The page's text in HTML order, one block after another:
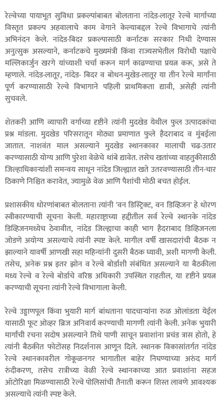
रेल्वेच्या पायाभूत सुविधा प्रकल्पांबाबत बोलताना नांदेड-लातूर रेल्वे मार्गाच्या
विस्तृत प्रकल्प अहवालाचे काम वेगाने केल्याबद्दल रेल्वे विभागाचे त्यांनी
अभिनंदन केले. नांदेड-बिदर प्रकल्पासाठी कर्नाटक सरकार निधी देण्यास
अनुत्सुक असल्याने, कर्नाटकचे मुख्यमंत्री किंवा राज्यसभेतील विरोधी पक्षाचे
मल्लिकार्जुन खरगे यांच्याशी चर्चा करून मार्ग काढण्याचा प्रयत्न करू, असे ते
म्हणाले. नांदेड-लातूर, नांदेड- बिदर व बोधन-मुखेड-लातूर या तीन रेल्वे मार्गांना
पूर्ण करण्यासाठी रेल्वे विभागाने पहिली प्राथमिकता द्यावी, असेही त्यांनी
सुचवले.
शेतकरी आणि व्यापारी वर्गाच्या दृष्टीने त्यांनी मुदखेड येथील फुल उत्पादकांचा
प्रश्न मांडला. मुदखेड परिसरातून मोठ्या प्रमाणात फुले हैदराबाद व मुंबईला
जातात. नाशवंत माल असल्याने मुदखेड स्थानकावर मालाची चढ-उतार
करण्यासाठी योग्य आणि पुरेशा वेळेचे थांबे द्यावेत. तसेच खतांच्या वाहतुकीसाठी
जिल्हाधिकाऱ्यांशी समन्वय साधून नांदेड जिल्ह्यात खते उतरवण्यासाठी तीन-चार
ठिकाणे निश्चित करावेत, ज्यामुळे वेळ आणि पैशांची मोठी बचत होईल.
प्रशासकीय धोरणांबाबत बोलताना त्यांनी 'वन डिस्ट्रिक्ट, वन डिव्हिजन' हे धोरण
स्वीकारण्याची सूचना केली. महाराष्ट्राच्या हद्दीतील सर्व रेल्वे स्थानके नांदेड
डिव्हिजनमध्येच ठेवावीत, नांदेड जिल्ह्याचा काही भाग हैदराबाद डिव्हिजनला
जोडणे अयोग्य असल्याचे त्यांनी स्पष्ट केले. मागील वर्षी खासदारांची बैठक न
झाल्याने यावर्षी आणखी सहा महिन्यांनी दुसरी बैठक घ्यावी, अशी मागणी केली.
तसेच, अनेक प्रश्न इतर झोन व रेल्वे बोर्डाशी संबंधित असल्याने या बैठकीला
मध्य रेल्वे व रेल्वे बोर्डाचे वरिष्ठ अधिकारी उपस्थित राहतील, या दृष्टीने प्रयत्न
करण्याची सूचना त्यांनी रेल्वे विभागाला केली.
रेल्वे उड्डाणपूल किंवा भुयारी मार्ग बांधताना पादचाऱ्यांना रुळ ओलांडता येईल
यासाठी फूट ओव्हर ब्रिज अनिवार्य करण्याची मागणी त्यांनी केली. अनेक भुयारी
मार्गांची रचना सदोष असल्याने तिथे पाणी साचून प्रवाशांना प्रचंड त्रास होतो, हे
त्यांनी बैठकीत फोटोंसह निदर्शनास आणून दिले. स्थानक विकासांतर्गत नांदेड
रेल्वे स्थानकावरील गोकूळनगर भागातील बाहेर निघण्याच्या अरुंद मार्ग
रुंदीकरण, तसेच रात्रीच्या वेळी रेल्वे स्थानकाच्या आत प्रवाशांना सहज
ऑटोरिक्षा मिळण्यासाठी रेल्वे पोलिसांची तैनाती करून शिस्त लावणे आवश्यक
असल्याचे त्यांनी स्पष्ट केले.